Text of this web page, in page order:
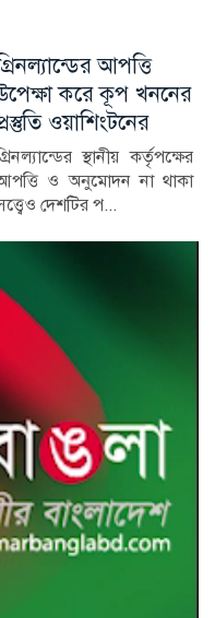
রাশিয়া-ইউক্রেন
পাল্টাপাল্টি হামলায়
নিহত ৩, আহত ১০
রাশিয়া ও ইউক্রেনের মধ্যে
শনিবার রাতভর পাল্টাপাল্টি
হামলায় অন্তত তিনজন নিহত